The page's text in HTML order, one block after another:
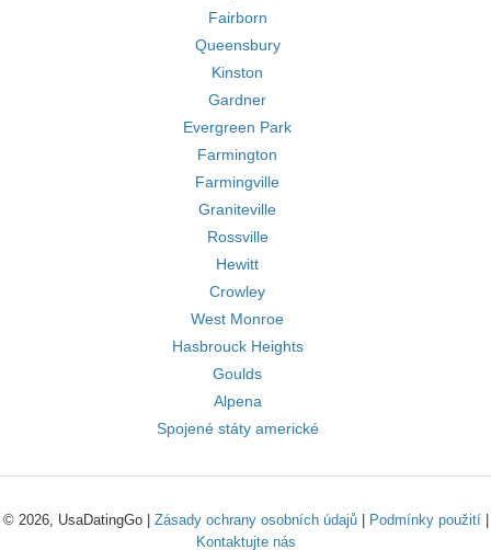
Fairborn
Queensbury
Kinston
Gardner
Evergreen Park
Farmington
Farmingville
Graniteville
Rossville
Hewitt
Crowley
West Monroe
Hasbrouck Heights
Goulds
Alpena
Spojené státy americké
© 2026, UsaDatingGo | Zásady ochrany osobních údajů| Podmínky použití|
Kontaktujte nás